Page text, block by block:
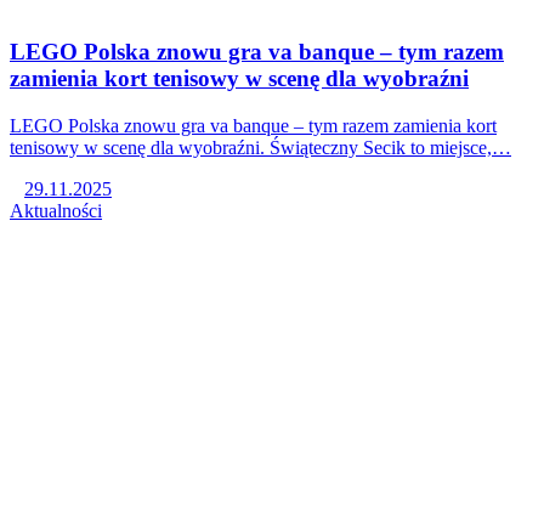
LEGO Polska znowu gra va banque – tym razem
zamienia kort tenisowy w scenę dla wyobraźni
LEGO Polska znowu gra va banque – tym razem zamienia kort
tenisowy w scenę dla wyobraźni. Świąteczny Secik to miejsce,…
29.11.2025
Aktualności